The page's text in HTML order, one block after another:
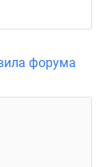
форума